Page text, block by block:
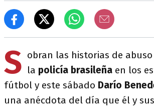
S obran las historias de
la policía brasileña en los
fútbol y este sábado Darío
una anécdota del día que él y